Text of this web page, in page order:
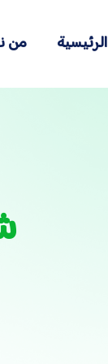
الرئيسية من